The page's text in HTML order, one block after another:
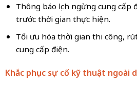
Thông báo lịch ngừng cung cấp
trước thời gian thực hiện.
Tối ưu hóa thời gian thi công,
cung cấp điện.
Khắc phục sự cố kỹ thuật ngoài